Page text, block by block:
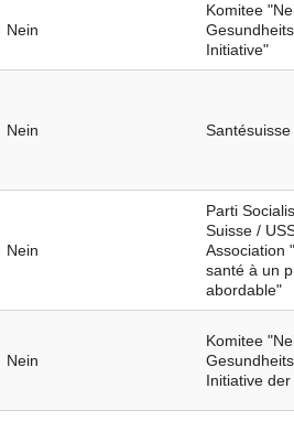
Nein
Komitee
Initiative"
Nein Santésuisse
Nein
Parti
Suisse /
Association
santé à un
abordable"
Nein
Komitee
Initiative der